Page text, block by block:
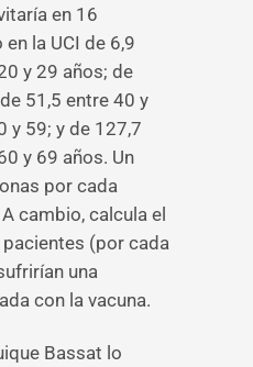
en 16
la UCI de 6,9
y 29 años; de
51,5 entre 40 y
y 59; y de 127,7
y 69 años. Un
por cada
cambio, calcula el
(por cada
una
con la vacuna.
Bassat lo